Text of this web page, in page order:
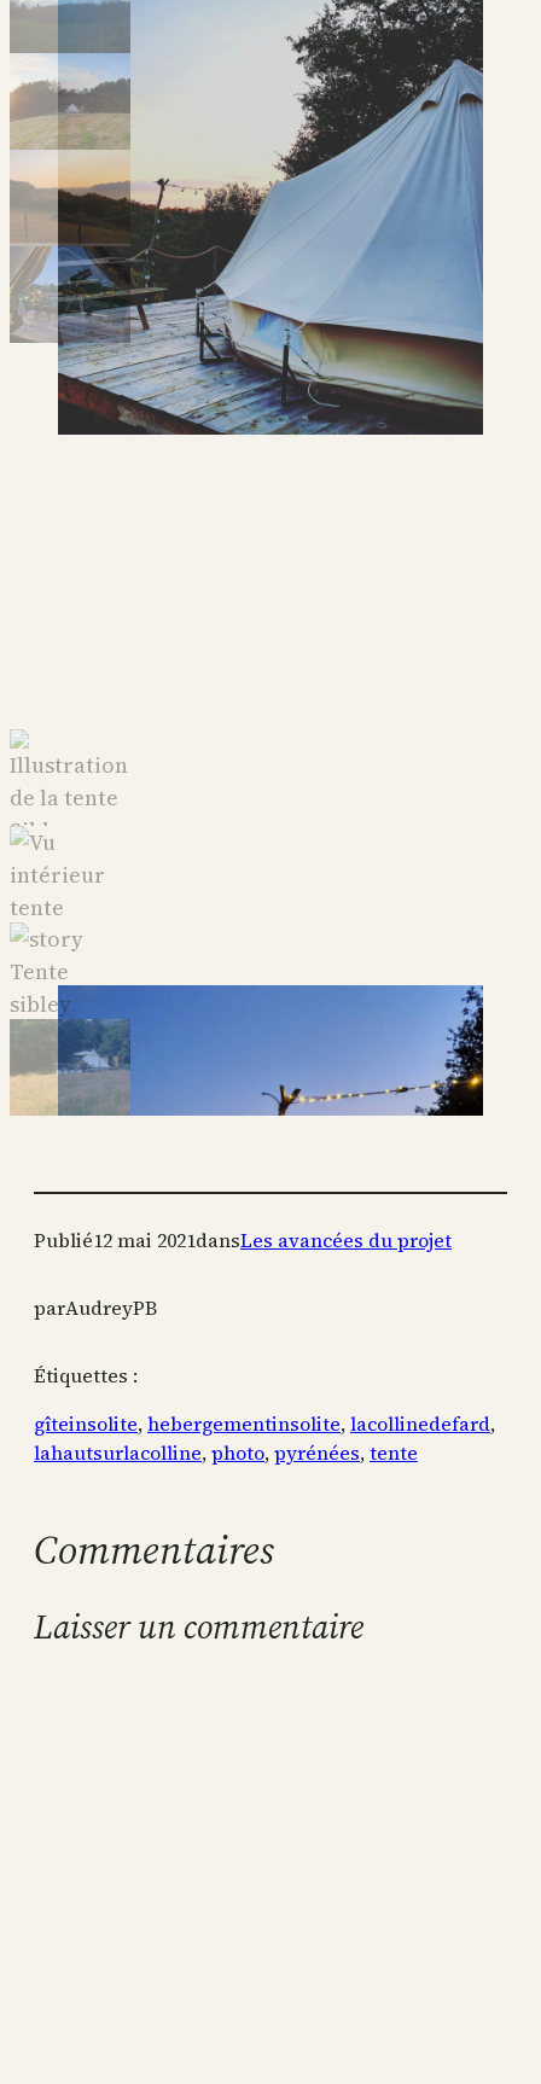
Publié12 mai 2021dansLes avancées du projet
parAudreyPB
Étiquettes :
gîteinsolite, hebergementinsolite, lacollinedefard
lahautsurlacolline, photo, pyrénées, tente
Commentaires
Laisser un commentaire